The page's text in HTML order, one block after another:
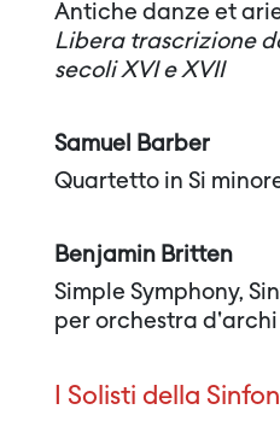
Antiche danze et
Libera trascrizione
secoli XVI e XVII
Samuel Barber
Quartetto in Si minore
Benjamin Britten
Simple Symphony,
per orchestra d'archi
I Solisti della